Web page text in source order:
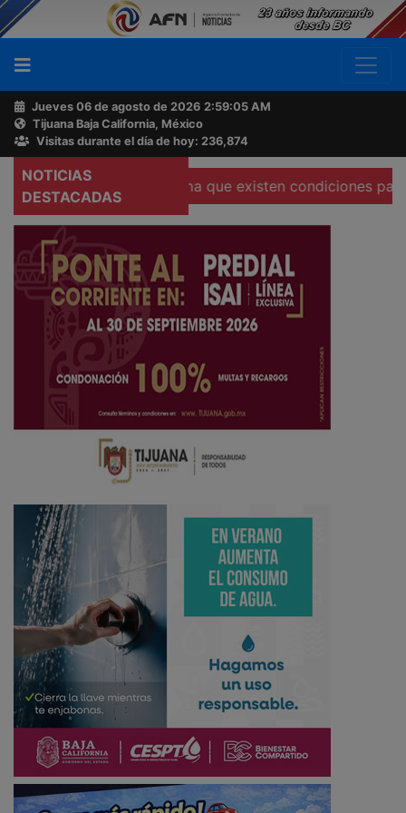
Jueves 06 de agosto de 2026 2:59:06 AM
Tijuana Baja California, México
Visitas durante el día de hoy: 236,874
NOTICIAS
DESTACADAS
Abogado afirma que existen condiciones para
Buscador
Acerca
de
AFN
Ventas
Contacto
Reportero
Ciudadano